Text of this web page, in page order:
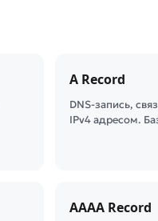
A Record
DNS-запись,
IPv4 адресом.
AAAA Record